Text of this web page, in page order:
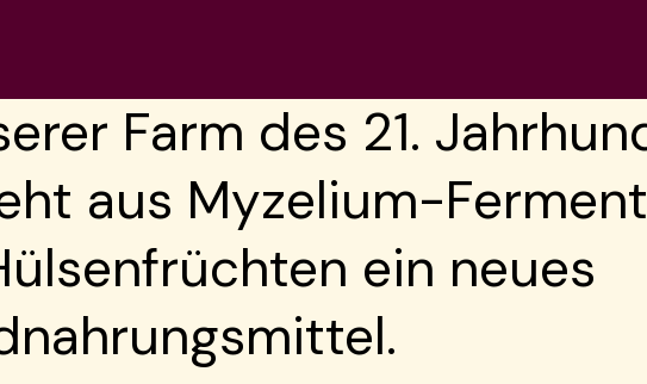
Farm des 21.
aus Myzelium-
ein neues